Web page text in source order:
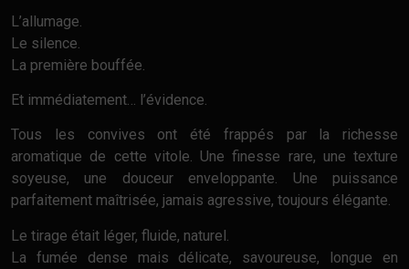
L’allumage.
Le silence.
La première bouffée.
Et immédiatement… l’évidence.
Tous les convives ont été frappés par la richesse
aromatique de cette vitole. Une finesse rare, une texture
soyeuse, une douceur enveloppante. Une puissance
parfaitement maîtrisée, jamais agressive, toujours élégante.
Le tirage était léger, fluide, naturel.
La fumée dense mais délicate, savoureuse, longue en